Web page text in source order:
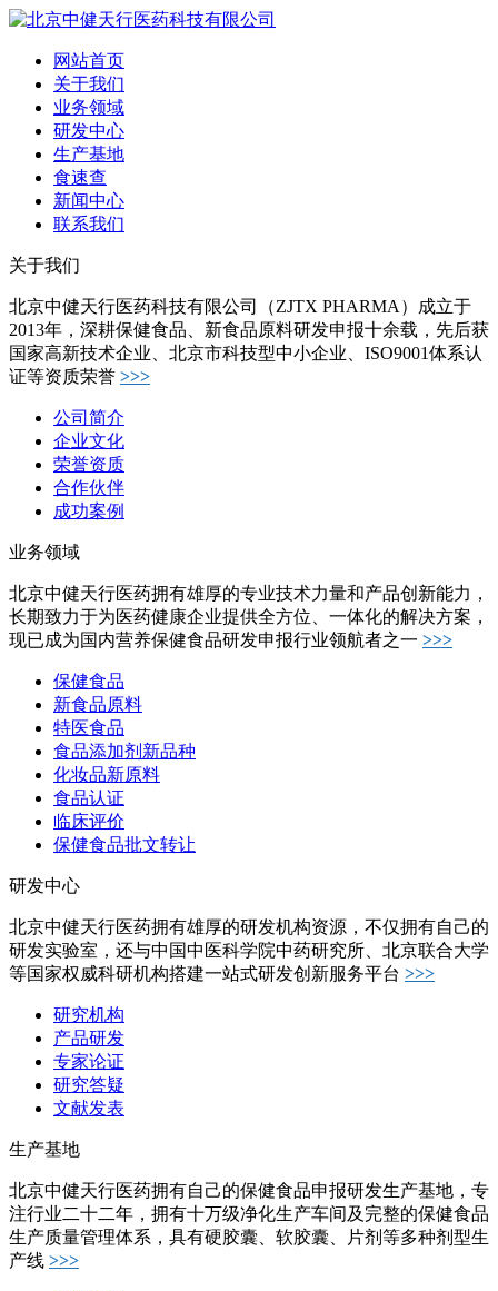
网站首页
关于我们
业务领域
研发中心
生产基地
食速查
新闻中心
联系我们
关于我们
北京中健天行医药科技有限公司（ZJTX PHARMA）成立于
2013年，深耕保健食品、新食品原料研发申报十余载，先后获
国家高新技术企业、北京市科技型中小企业、ISO9001体系认
证等资质荣誉 >>>
公司简介
企业文化
荣誉资质
合作伙伴
成功案例
业务领域
北京中健天行医药拥有雄厚的专业技术力量和产品创新能力，
长期致力于为医药健康企业提供全方位、一体化的解决方案，
现已成为国内营养保健食品研发申报行业领航者之一 >>>
保健食品
新食品原料
特医食品
食品添加剂新品种
化妆品新原料
食品认证
临床评价
保健食品批文转让
研发中心
北京中健天行医药拥有雄厚的研发机构资源，不仅拥有自己的
研发实验室，还与中国中医科学院中药研究所、北京联合大学
等国家权威科研机构搭建一站式研发创新服务平台 >>>
研究机构
产品研发
专家论证
研究答疑
文献发表
生产基地
北京中健天行医药拥有自己的保健食品申报研发生产基地，专
注行业二十二年，拥有十万级净化生产车间及完整的保健食品
生产质量管理体系，具有硬胶囊、软胶囊、片剂等多种剂型生
产线 >>>